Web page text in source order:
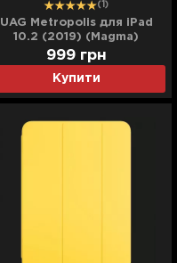
(1)
UAG Metropolis для iPad
10.2 (2019) (Magma)
Купити
999 грн